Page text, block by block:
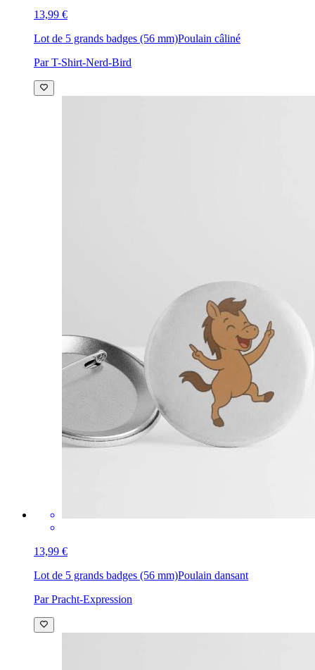
13,99 €
Lot de 5 grands badges (56 mm)Poulain câliné
Par T-Shirt-Nerd-Bird
13,99 €
Lot de 5 grands badges (56 mm)Poulain dansant
Par Pracht-Expression